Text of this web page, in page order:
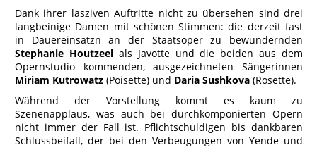
Dank ihrer lasziven Auftritte nicht zu übersehen sind drei
langbeinige Damen mit schönen Stimmen: die derzeit fast
in Dauereinsätzn an der Staatsoper zu bewundernden
Stephanie Houtzeelals Javotte und die beiden aus dem
Opernstudio kommenden, ausgezeichneten Sängerinnen
Miriam Kutrowatz (Poisette) und Daria Sushkova (Rosette).
Während der Vorstellung kommt es kaum zu
Szenenapplaus, was auch bei durchkomponierten Opern
nicht immer der Fall ist. Pflichtschuldigen bis dankbaren
Schlussbeifall, der bei den Verbeugungen von Yende und